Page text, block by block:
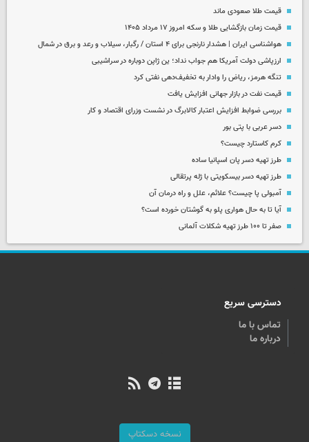
قیمت طلا صعودی ماند
قیمت زمان بازگشایی طلا و سکه امروز ۱۷ مرداد ۱۴۰۵
هواشناسی ایران | هشدار نارنجی برای ۴ استان / رگبار، سیلاب و رعد و برق در شمال
ارزپاشی دولت آمریکا هم جواب نداد؛ ین ژاپن دوباره در سراشیبی
تنگه هرمز، ریاض را وادار به تخفیف‌دهی نفتی کرد
قیمت نفت در بازار جهانی افزایش یافت
بررسی ضوابط افزایش اعتبار کالابرگ در نشست وزرای اقتصاد و کار
دسر عربی با پتی بور
کرم کاستارد چیست؟
طرز تهیه دسر پان اسپانیا ساده
طرز تهیه دسر بیسکویتی با ژله پرتقالی
آمبولی پا چیست؟ علائم، علل و راه درمان آن
آیا تا به حال هواری پلو به گوشتان خورده است؟
صفر تا ۱۰۰ طرز تهیه شکلات آلمانی
دسترسی سریع
تماس با ما
درباره ما
نسخه دسکتاپ